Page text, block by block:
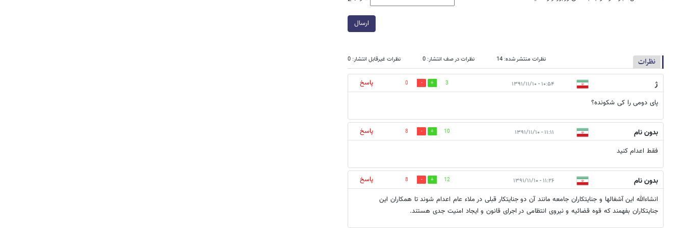
ارسال
نظرات نظرات منتشر شده: 14 نظرات در صف انتشار: 0 نظرات غیرقابل انتشار: 0
ژ ۱۰:۵۴ - ۱۳۹۱/۱۱/۱۰ 3
0
پاسخ
پای دومی را کی شکونده؟
بدون نام ۱۱:۱۱ - ۱۳۹۱/۱۱/۱۰ 10
8
پاسخ
فقط اعدام کنید
بدون نام ۱۱:۲۶ - ۱۳۹۱/۱۱/۱۰ 12
8
پاسخ
انشاءالله این آشغالها و جنایتکاران جامعه مانند آن دو جنایتکار قبلی در ملاء عام اعدام شوند تا همکاران این
جنایتکاران بفهمند که قوه قضائیه و نیروی انتظامی در اجرای قانون و ایجاد امنیت جدی هستند.